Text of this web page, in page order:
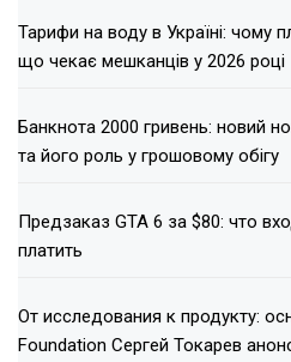
Тарифи на воду в Україні: чому
що чекає мешканців у 2026 році
Банкнота 2000 гривень: новий
та його роль у грошовому обігу
Предзаказ GTA 6 за $80: что
платить
От исследования к продукту:
Foundation Сергей Токарев